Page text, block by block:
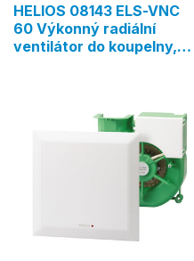
HELIOS 08143 ELS-VNC
60 Výkonný radiální
ventilátor do koupelny,